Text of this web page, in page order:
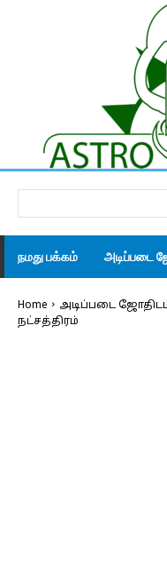
நமது பக்கம் அடிப்படை
Home அடிப்படை
நட்சத்திரம்